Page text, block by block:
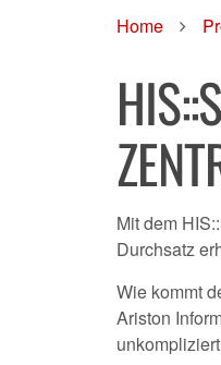
Home
Mit dem
Durchsatz
Wie kommt
Ariston